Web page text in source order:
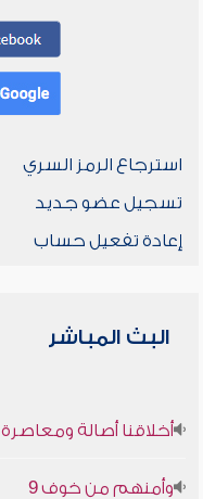
استرجاع الرمز السري
تسجيل عضو جديد
إعادة تفعيل حساب
البث المباشر
أخلاقنا أصالة ومعاصرة
وأمنهم من خوف 9